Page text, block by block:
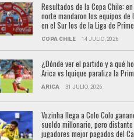
Resultados de la Copa Chile:
norte mandaron los equipos de
en el Sur los de la Liga de
COPA CHILE 14 JULIO, 2026
¿Dónde ver el partido y a qué
Arica vs Iquique paraliza la
ARICA 31 JULIO, 2026
Vozinha llega a Colo Colo
sueldo millonario, pero
jugadores mejor pagados del